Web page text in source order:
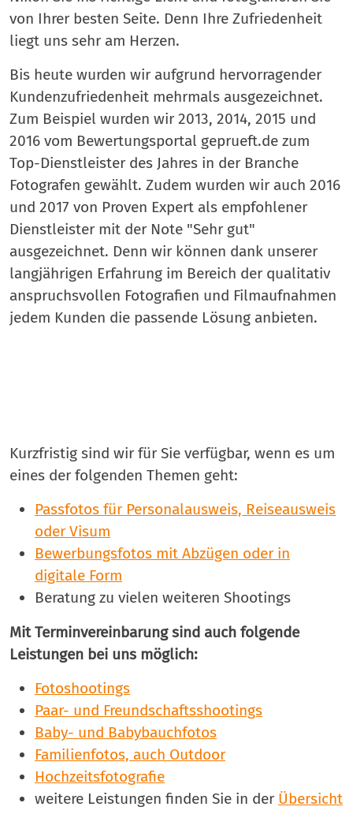
von Ihrer besten Seite. Denn Ihre Zufriedenheit
liegt uns sehr am Herzen.
Bis heute wurden wir aufgrund hervorragender
Kundenzufriedenheit mehrmals ausgezeichnet.
Zum Beispiel wurden wir 2013, 2014, 2015 und
2016 vom Bewertungsportal geprueft.de zum
Top-Dienstleister des Jahres in der Branche
Fotografen gewählt. Zudem wurden wir auch 2016
und 2017 von Proven Expert als empfohlener
Dienstleister mit der Note "Sehr gut"
ausgezeichnet. Denn wir können dank unserer
langjährigen Erfahrung im Bereich der qualitativ
anspruchsvollen Fotografien und Filmaufnahmen
jedem Kunden die passende Lösung anbieten.
Kurzfristig sind wir für Sie verfügbar, wenn es um
eines der folgenden Themen geht:
Passfotos für Personalausweis, Reiseausweis
oder Visum
Bewerbungsfotos mit Abzügen oder in
digitale Form
Beratung zu vielen weiteren Shootings
Mit Terminvereinbarung sind auch folgende
Leistungen bei uns möglich:
Fotoshootings
Paar- und Freundschaftsshootings
Baby- und Babybauchfotos
Familienfotos, auch Outdoor
Hochzeitsfotografie
weitere Leistungen finden Sie in der Übersicht